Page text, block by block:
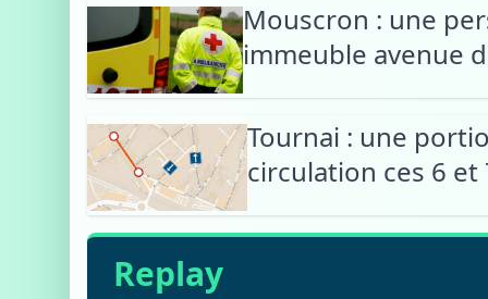
Mouscron : une
immeuble avenue
Tournai : une
circulation ces 6 et
Replay